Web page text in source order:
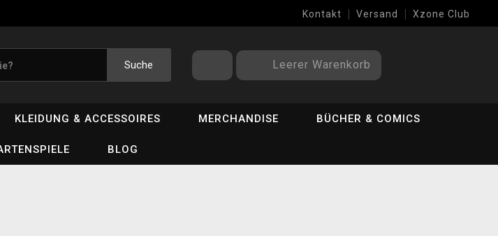
Kontakt Versand Xzone Club
Suche Leerer Warenkorb
KLEIDUNG & ACCESSOIRES MERCHANDISE BÜCHER & COMICS
BLOG